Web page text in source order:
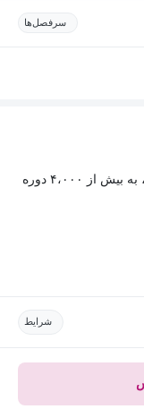
سرفصل‌ها
با خرید اشتراک مکتب‌پلاس، علاوه بر این دوره، به بیش از ۴،۰۰۰ دوره
شرایط